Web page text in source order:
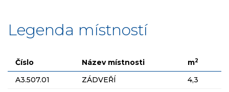
Legenda místností
Číslo Název místnosti m2
A3.507.01 ZÁDVEŘÍ 4,3